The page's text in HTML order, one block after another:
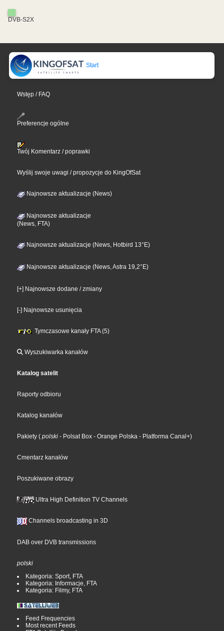
DVB-S2X
Start
Wstęp / FAQ
Preferencje ogólne
Twój Komentarz / poprawki
Wyślij swoje uwagi / propozycje do KingOfSat
Najnowsze aktualizacje (News)
Najnowsze aktualizacje
(News, FTA)
Najnowsze aktualizacje (News, Hotbird 13°E)
Najnowsze aktualizacje (News, Astra 19,2°E)
[+] Najnowsze dodane / zmiany
[-] Najnowsze usunięcia
Tymczasowe kanały FTA (5)
Wyszukiwarka kanałów
Katalog satelit
Raporty odbioru
Katalog kanałów
Pakiety ( polski - Polsat Box - Orange Polska - Platforma Canal+)
Cmentarz kanałów
Poszukiwane obrazy
Ultra High Definition TV Channels
Channels broadcasting in 3D
DAB over DVB transmissions
polski
Kategoria: Sport, FTA
Kategoria: Informacje, FTA
Kategoria: Filmy, FTA
Feed Frequencies
Most recent Feeds